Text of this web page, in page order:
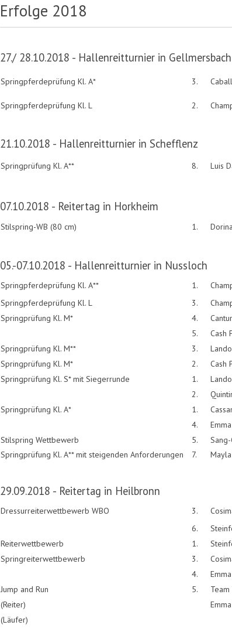
Erfolge 2018
27./ 28.10.2018 - Hallenreitturnier in Gellmersbach
Springpferdeprüfung Kl. A* 3.
Springpferdeprüfung Kl. L 2.
21.10.2018 - Hallenreitturnier in Schefflenz
Springprüfung Kl. A** 8. Luis
07.10.2018 - Reitertag in Horkheim
Stilspring-WB (80 cm) 1. Dorina
05.-07.10.2018 - Hallenreitturnier in Nussloch
Springpferdeprüfung Kl. A** 1.
Springpferdeprüfung Kl. L
3.
Springprüfung Kl. M*
4.
5.
Cash
Springprüfung Kl. M**
3.
Springprüfung Kl. M*
2. Cash
Springprüfung Kl. S* mit Siegerrunde
1.
2.
Springprüfung Kl. A*
1.
4.
Emma
Stilspring Wettbewerb
5.
Springprüfung Kl. A** mit steigenden Anforderungen
7. Mayla
29.09.2018 - Reitertag in Heilbronn
Dressurreiterwettbewerb WBO 3.
6.
Reiterwettbewerb
1.
Springreiterwettbewerb
3.
4.
Emma
Jump and Run
5.
(Reiter)
Emma
(Läufer)